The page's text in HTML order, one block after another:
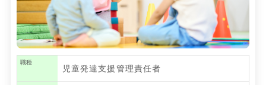
職種
児童発達支援管理責任者